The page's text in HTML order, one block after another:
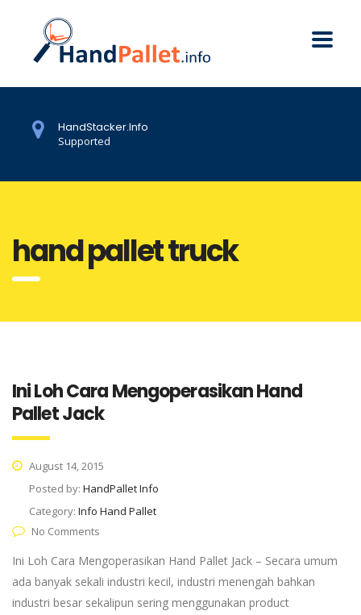
HandStacker.Info
Supported
hand pallet truck
Ini Loh Cara Mengoperasikan Hand
Pallet Jack
August 14, 2015
Posted by: HandPallet Info
Category: Info Hand Pallet
No Comments
Ini Loh Cara Mengoperasikan Hand Pallet Jack – Secara umum
ada banyak sekali industri kecil, industri menengah bahkan
industri besar sekalipun sering menggunakan product